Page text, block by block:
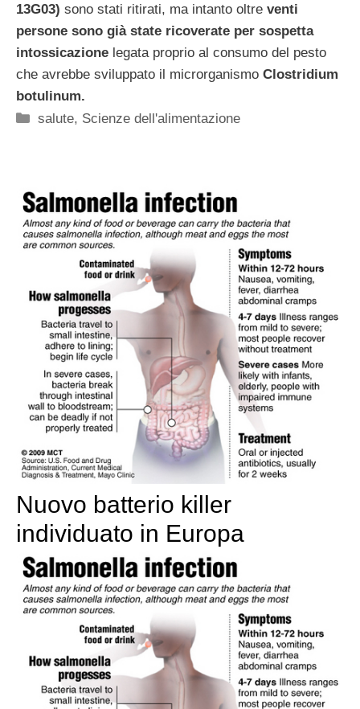
13G03) sono stati ritirati, ma intanto oltre venti
persone sono già state ricoverate per sospetta
intossicazione legata proprio al consumo del pesto
che avrebbe sviluppato il microrganismo Clostridium
botulinum.
Categorie
salute, Scienze dell'alimentazione
Nuovo batterio killer
individuato in Europa